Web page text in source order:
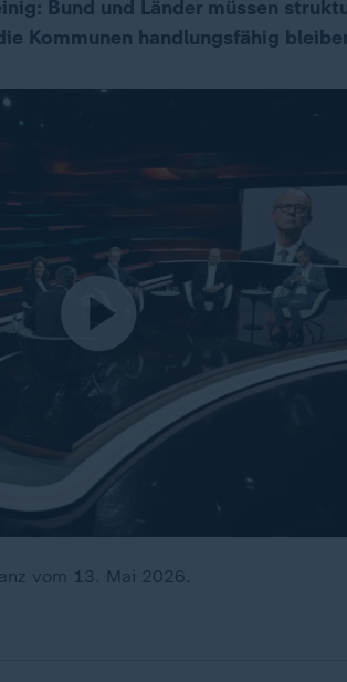
Bund und Länder müssen
Kommunen handlungsfähig
vom 13. Mai 2026.